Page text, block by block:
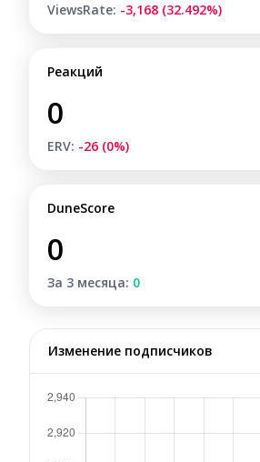
ViewsRate: -3,168 (32.492%)
Реакций
0
ERV: -26 (0%)
DuneScore
0
За 3 месяца: 0
Изменение подписчиков